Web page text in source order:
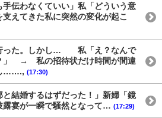
伝わなくていい」私「どういう意
えてきた私に突然の変化が起こ
った。しかし… 私「え？なんで
」 → 私の招待状だけ時間が間違
……., (17:30)
結婚するはずだった！」新婦「鏡
宴が一瞬で騒然となって… (17:29)